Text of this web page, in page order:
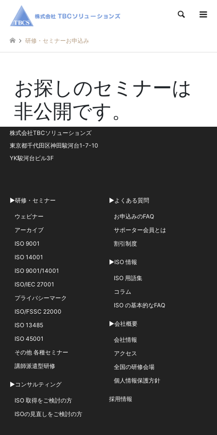
検索
研修・セミナーお申込み
お探しのセミナーは
非公開です。
株式会社TBCソリューションズ
東京都千代田区神田駿河台1-7-10
YK駿河台ビル3F
▶研修・セミナー
ウェビナー
アーカイブ
ISO 9001
ISO 14001
ISO 9001/14001
ISO/IEC 27001
プライバシーマーク
ISO/FSSC 22000
ISO 13485
ISO 45001
その他 各種セミナー
講師派遣型研修
▶コンサルティング
ISO 取得をご検討の方
ISOの見直しをご検討の方
▶よくある質問
お申込みのFAQ
サポーター会員とは
割引制度
▶ISO 情報
ISO 用語集
コラム
ISO の基本的なFAQ
▶会社概要
会社情報
アクセス
全国の研修会場
個人情報保護方針
採用情報